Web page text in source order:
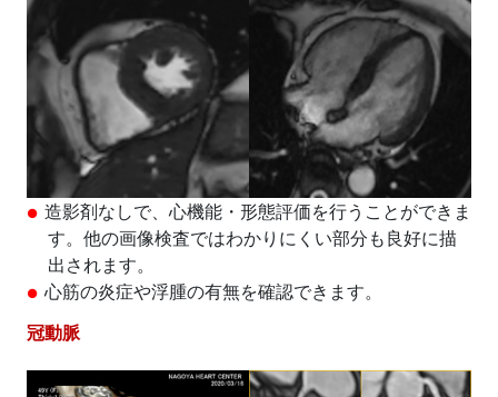
造影剤なしで、心機能・形態評価を行うことができま
す。他の画像検査ではわかりにくい部分も良好に描
出されます。
心筋の炎症や浮腫の有無を確認できます。
冠動脈